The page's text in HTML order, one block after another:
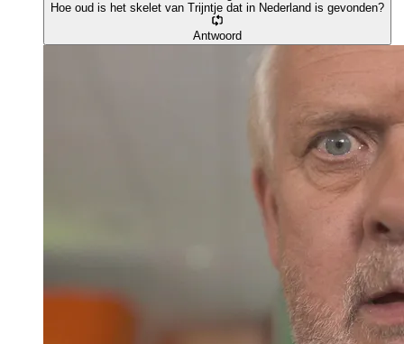
Hoe oud is het skelet van Trijntje dat in Nederland is gevonden?
Antwoord